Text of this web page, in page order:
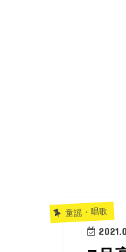
童謡・唱歌